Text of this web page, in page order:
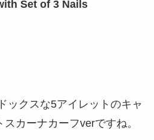
Set of 3 Nails
ックスな5アイレットのキャ
カーナカーフverですね。